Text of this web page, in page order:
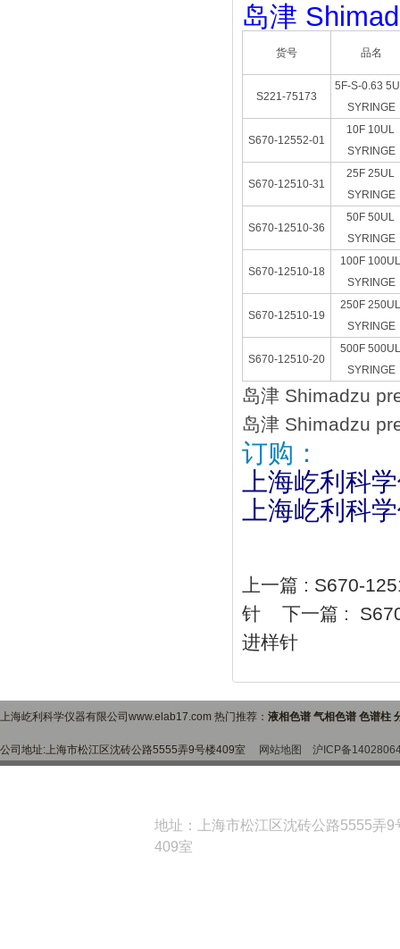
岛津
货号 品名
S221-75173
5F-S-0.63
SYRINGE
S670-12552-01
10F 10UL
SYRINGE
S670-12510-31
25F 25UL
SYRINGE
S670-12510-36
50F 50UL
SYRINGE
S670-12510-18
100F
SYRINGE
S670-12510-19
250F
SYRINGE
S670-12510-20
500F
SYRINGE
岛津 Shimadzu
岛津 Shimadzu
订购：
上海屹利科
上海屹利科
上一篇 : S670-
针 下一篇 :
进样针
上海屹利科学仪器有限公司www.elab17.com 热门推荐： 液相色谱 气相色谱 色谱柱
公司地址:上海市松江区沈砖公路5555弄9号楼409室 网站地图 沪ICP备
地址：上海市松江区沈砖公路5555弄9
409室